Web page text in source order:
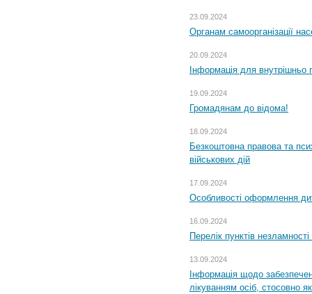
23.09.2024
Органам самоорганізації
20.09.2024
Інформація для внутрішньо
19.09.2024
Громадянам до відома!
18.09.2024
Безкоштовна правова та
військових дій
17.09.2024
Особливості оформлення
16.09.2024
Перелік пунктів
13.09.2024
Інформація щодо
лікуванням осіб, стосовно